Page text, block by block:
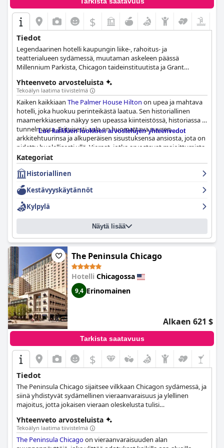
$
Tiedot
Legendaarinen hotelli kaupungin liike-, rahoitus- ja
teatterialueen sydämessä, muutaman askeleen päässä
Millennium Parkista, Chicagon taideinstituutista ja Grant
Yhteenveto arvosteluista
Tekoälyn laatima tiivistelmä
Kaiken kaikkiaan The Palmer House Hilton on upea ja mahtava
hotelli, joka huokuu perinteikästä laatua. Sen historiallinen
maamerkkiasema näkyy sen upeassa kiinteistössä, historiassa ja
tunnelmassa. Erityisesti aula on huomattava suuren
arkkitehtuurinsa ja alkuperäisen sisustuksensa ansiosta, jota on
pidetty huolellisesti yllä. Vieraat, jotka arvostavat majoittumista
elävässä historiassa, nauttivat hotellin eri puolilla sijaitsevista
historian paloista. Vaikka mukavuudet saattavat olla
vaatimattomia, tämä vanha perinnehotelli on vaikuttavan hyvin
tehty ja ylläpidetty upealla arkkitehtuurilla ja rikkaalla historialla,
joka ylittää vuodet. Se on ehdottomasti vierailun arvoinen niille,
jotka etsivät kaunista ja historiallista kokemusta.
Lue kaikkien luokkien arvostelujen yhteenvedot
Kategoriat
Historiallinen
Kestävyyskäytännöt
Kylpylä
Näytä lisää
The Peninsula Chicago
Hotelli Chicagossa
9,4 Erinomainen
Alkaen 621 $
Tarkista saatavuus
$
Tiedot
The Peninsula Chicago sijaitsee vilkkaan Chicagon sydämessä, ja
siinä yhdistyvät sydämellinen vieraanvaraisuus ja ylellinen
majoitus, jotta jokaisen vieraan oleskelusta tulisi
sisustetuista huoneista ja sviiteistä tilaviin kokoustiloihin ja
hienoon kattobaariin, josta on upeat panoraamanäkymät tähän
ihmeelliseen kaupunkiin ja sen ihmeisiin, tämä hotelli tarjoaa
Yhteenveto arvosteluista
Tekoälyn laatima tiivistelmä
The Peninsula Chicagoon vieraanvaraisuuden alan